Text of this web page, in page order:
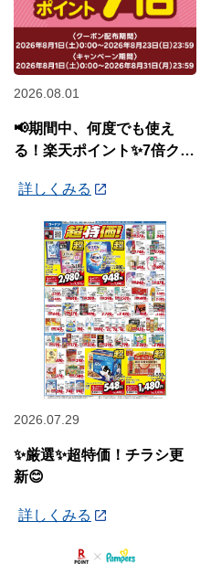
2026.08.01
📢期間中、何度でも使え
る！楽天ポイント✨7倍クー
詳しくみる
2026.07.29
✨厳選✨超特価！チラシ更
新😊
詳しくみる